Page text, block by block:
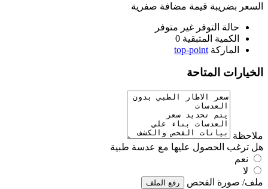
السعر بضريبة قيمة مضافة صفرية
حالة التوفر غير متوفر
الكمية المتبقية 0
الماركة top-point
الخيارات المتاحة
ملاحظة
هل ترغب الحصول عليها مع عدسة طبية
نعم
لا
ملف/ صورة الفحص
رفع الملف